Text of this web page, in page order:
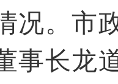
况。市
事长龙